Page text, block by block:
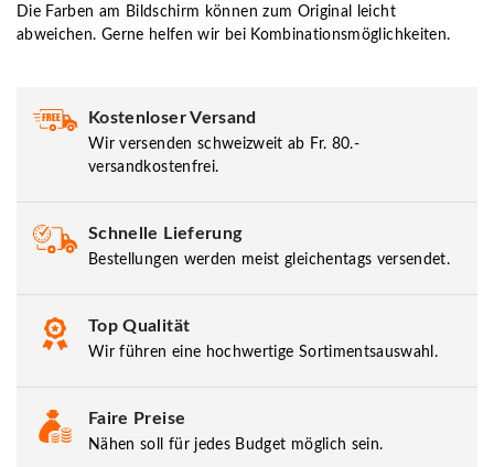
Die Farben am Bildschirm können zum Original leicht
abweichen. Gerne helfen wir bei Kombinationsmöglichkeiten.
Kostenloser Versand
Wir versenden schweizweit ab Fr. 80.-
versandkostenfrei.
Schnelle Lieferung
Bestellungen werden meist gleichentags versendet.
Top Qualität
Wir führen eine hochwertige Sortimentsauswahl.
Faire Preise
Nähen soll für jedes Budget möglich sein.